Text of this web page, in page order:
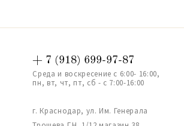
+ 7 (918) 699-97-87
Среда и воскресение с 6:00- 16:00,
пн, вт, чт, пт, сб - с 7:00-16:00
г. Краснодар, ул. Им. Генерала